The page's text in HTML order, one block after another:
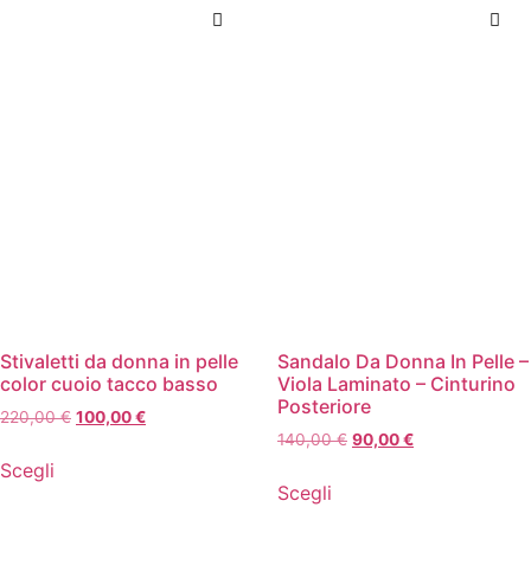
Stivaletti da donna in pelle
color cuoio tacco basso
220,00€ 100,00€
Scegli
Sandalo Da Donna In Pelle –
Viola Laminato – Cinturino
Posteriore
140,00€ 90,00€
Scegli